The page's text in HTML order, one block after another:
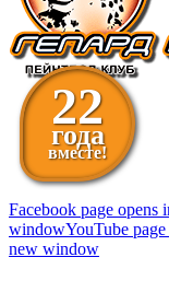
22
года
вместе!
Facebook page
windowYouTube
new window